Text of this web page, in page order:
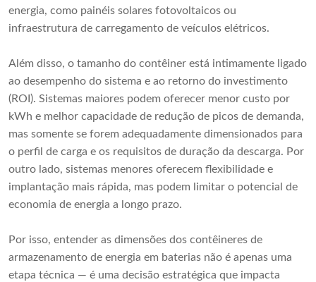
energia, como painéis solares fotovoltaicos ou
infraestrutura de carregamento de veículos elétricos.
Além disso, o tamanho do contêiner está intimamente ligado
ao desempenho do sistema e ao retorno do investimento
(ROI). Sistemas maiores podem oferecer menor custo por
kWh e melhor capacidade de redução de picos de demanda,
mas somente se forem adequadamente dimensionados para
o perfil de carga e os requisitos de duração da descarga. Por
outro lado, sistemas menores oferecem flexibilidade e
implantação mais rápida, mas podem limitar o potencial de
economia de energia a longo prazo.
Por isso, entender as dimensões dos contêineres de
armazenamento de energia em baterias não é apenas uma
etapa técnica — é uma decisão estratégica que impacta